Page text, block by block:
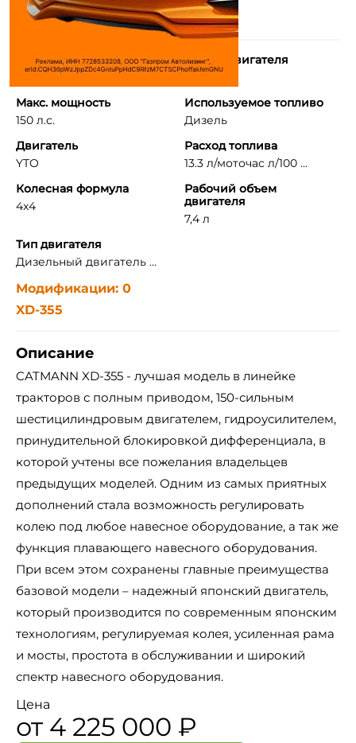
Количество цилиндров
Объем двигателя
7430 см³
Макс. мощность
150 л.с.
Используемое топливо
Дизель
Двигатель
YTO
Расход топлива
13.3 л/моточас л/100 ...
Колесная формула
4x4
Рабочий объем
двигателя
7,4 л
Тип двигателя
Дизельный двигатель ...
Модификации: 0
XD-355
Описание
CATMANN XD-355 - лучшая модель в линейке
тракторов с полным приводом, 150-сильным
шестицилиндровым двигателем, гидроусилителем,
принудительной блокировкой дифференциала, в
которой учтены все пожелания владельцев
предыдущих моделей. Одним из самых приятных
дополнений стала возможность регулировать
колею под любое навесное оборудование, а так же
функция плавающего навесного оборудования.
При всем этом сохранены главные преимущества
базовой модели – надежный японский двигатель,
который производится по современным японским
технологиям, регулируемая колея, усиленная рама
и мосты, простота в обслуживании и широкий
спектр навесного оборудования.
Цена
от 4 225 000 ₽